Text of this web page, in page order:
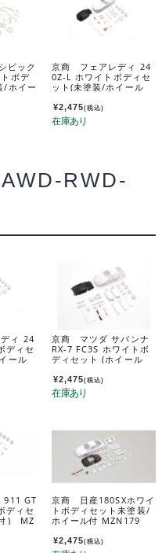
ビック
ボデ
/ホイー
京商 フェアレディ 24
0Z-L ホワイトボディセ
ット(未塗装/ホイール
¥2,475(税込)
RWD-
ィ 24
ディセ
ール
京商 マツダ サバンナ
RX-7 FC3S ホワイトボ
ディセット (ホイール
¥2,475(税込)
GT
ディセ
付) MZ
京商 日産180SXホワイ
トボディセット未塗装/
ホイール付 MZN179
¥2,475(税込)